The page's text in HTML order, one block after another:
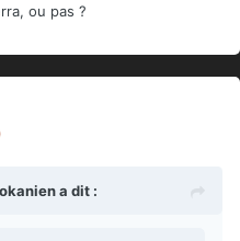
ou pas ?
a dit :